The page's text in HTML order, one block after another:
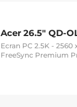
Acer 26.5" QD-
Ecran PC 2.5K - 2560
FreeSync Premium